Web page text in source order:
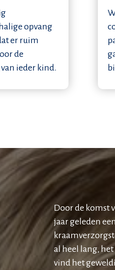
opvang
er ruim
de
ieder kind.
Door de komst
jaar geleden
al heel lang,
vind het